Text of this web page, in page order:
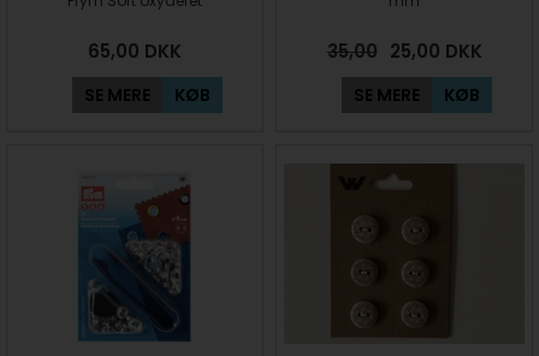
65,00 DKK
SE MERE KØB
35,00 25,00 DKK
SE MERE KØB